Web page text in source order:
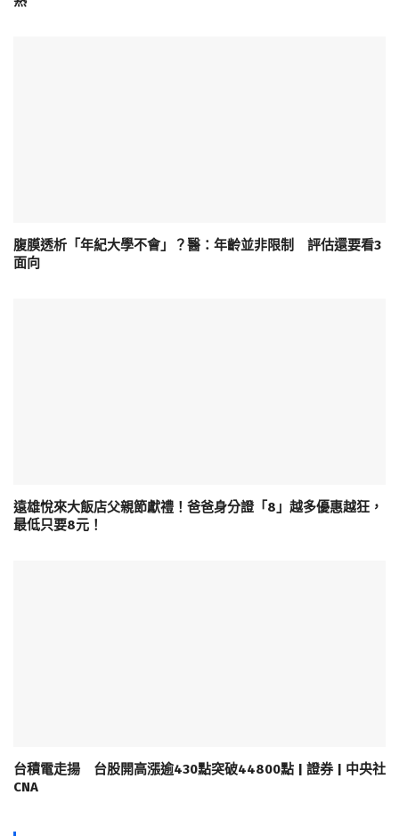
腹膜透析「年紀大學不會」？醫：年齡並非限制 評估還要看3
面向
遠雄悅來大飯店父親節獻禮！爸爸身分證「8」越多優惠越狂，
最低只要8元！
台積電走揚 台股開高漲逾430點突破44800點 | 證券 | 中央社
CNA